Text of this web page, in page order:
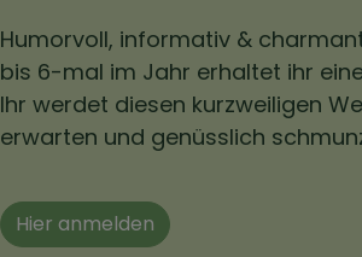
Humorvoll, informativ &
bis 6-mal im Jahr erhaltet ihr
Ihr werdet diesen kurzweiligen
erwarten und genüsslich
Hier anmelden